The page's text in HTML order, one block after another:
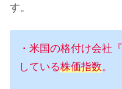
す。
・米国の格付け会社
している株価指数。